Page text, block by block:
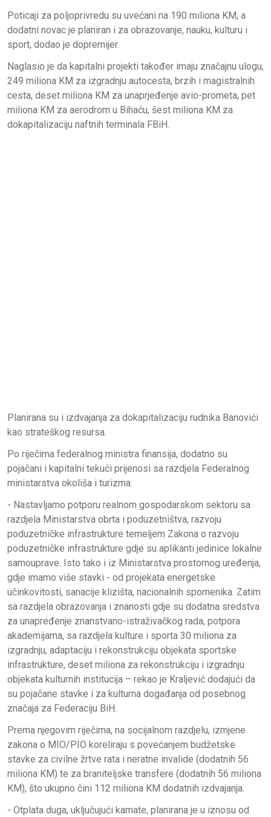
Poticaji za poljoprivredu su uvećani na 190 miliona KM, a
dodatni novac je planiran i za obrazovanje, nauku, kulturu i
sport, dodao je dopremijer.
Naglasio je da kapitalni projekti također imaju značajnu ulogu,
249 miliona KM za izgradnju autocesta, brzih i magistralnih
cesta, deset miliona KM za unaprjeđenje avio-prometa, pet
miliona KM za aerodrom u Bihaću, šest miliona KM za
dokapitalizaciju naftnih terminala FBiH.
Planirana su i izdvajanja za dokapitalizaciju rudnika Banovići
kao strateškog resursa.
Po riječima federalnog ministra finansija, dodatno su
pojačani i kapitalni tekući prijenosi sa razdjela Federalnog
ministarstva okoliša i turizma.
- Nastavljamo potporu realnom gospodarskom sektoru sa
razdjela Ministarstva obrta i poduzetništva, razvoju
poduzetničke infrastrukture temeljem Zakona o razvoju
poduzetničke infrastrukture gdje su aplikanti jedinice lokalne
samouprave. Isto tako i iz Ministarstva prostornog uređenja,
gdje imamo više stavki - od projekata energetske
učinkovitosti, sanacije klizišta, nacionalnih spomenika. Zatim
sa razdjela obrazovanja i znanosti gdje su dodatna sredstva
za unapređenje znanstvano-istraživačkog rada, potpora
akademijama, sa razdjela kulture i sporta 30 miliona za
izgradnju, adaptaciju i rekonstrukciju objekata sportske
infrastrukture, deset miliona za rekonstrukciju i izgradnju
objekata kulturnih institucija – rekao je Kraljević dodajući da
su pojačane stavke i za kulturna događanja od posebnog
značaja za Federaciju BiH.
Prema njegovim riječima, na socijalnom razdjelu, izmjene
zakona o MIO/PIO koreliraju s povećanjem budžetske
stavke za civilne žrtve rata i neratne invalide (dodatnih 56
miliona KM) te za braniteljske transfere (dodatnih 56 miliona
KM), što ukupno čini 112 miliona KM dodatnih izdvajanja.
- Otplata duga, uključujući kamate, planirana je u iznosu od